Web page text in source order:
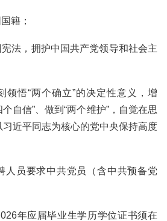
籍；
法，拥护中国共产党领导和社会主
领悟“两个确立”的决定性意义，增
个自信”、做到“两个维护”，自觉在思
近平同志为核心的党中央保持高度
人员要求中共党员（含中共预备党
年应届毕业生学历学位证书须在